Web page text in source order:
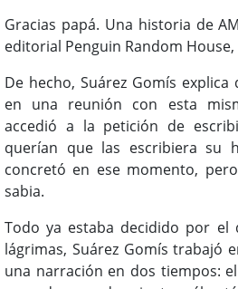
Gracias papá. Una historia de
editorial Penguin Random
De hecho, Suárez Gomís
en una reunión con esta
accedió a la petición de
querían que las escribiera su
concretó en ese momento,
sabia.
Todo ya estaba decidido por el
lágrimas, Suárez Gomís trabajó
una narración en dos tiempos: